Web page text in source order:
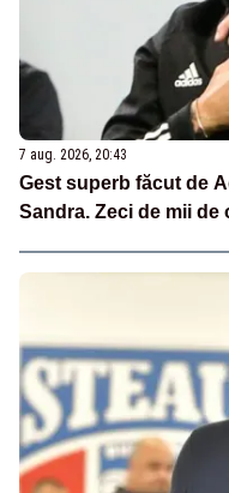
7 aug. 2026, 20:43
Gest superb făcut de
Sandra. Zeci de mii de